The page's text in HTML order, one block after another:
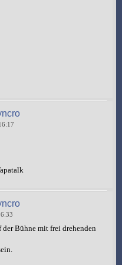
der Bühne mit frei drehenden